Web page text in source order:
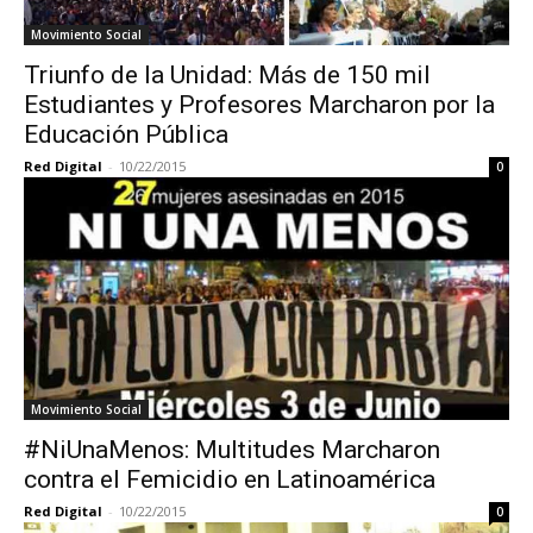
Movimiento Social
Triunfo de la Unidad: Más de 150 mil
Estudiantes y Profesores Marcharon por la
Educación Pública
Red Digital - 10/22/2015 0
Movimiento Social
#NiUnaMenos: Multitudes Marcharon
contra el Femicidio en Latinoamérica
Red Digital - 10/22/2015 0